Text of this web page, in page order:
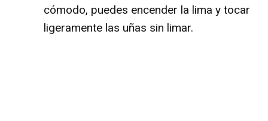
cómodo, puedes encender la lima y tocar
ligeramente las uñas sin limar.